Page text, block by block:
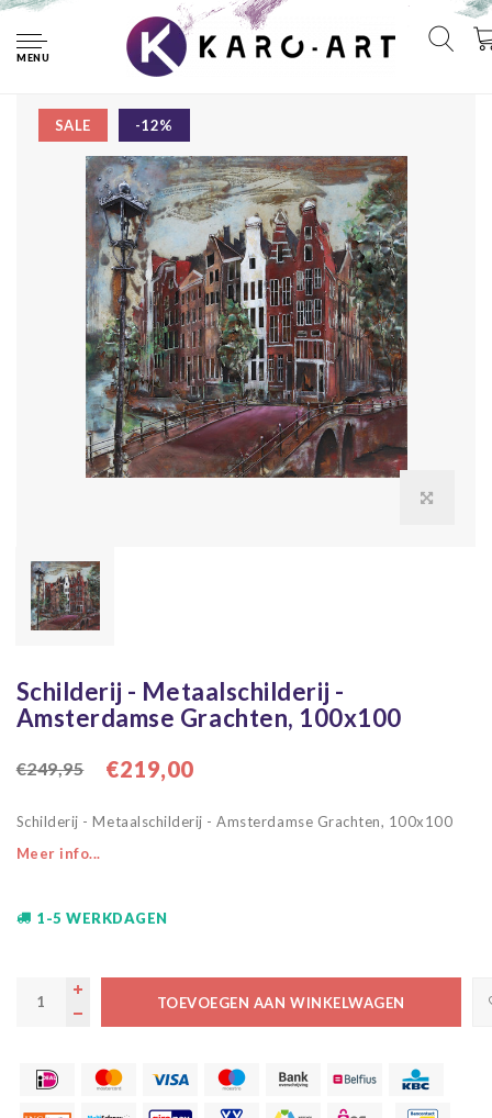
MENU
Schilderij - Metaalschilderij - Amsterdamse Grachten,
100x100
SALE -12%
Schilderij - Metaalschilderij -
Amsterdamse Grachten, 100x100
€249,95 €219,00
Schilderij - Metaalschilderij - Amsterdamse Grachten, 100x100
Meer info...
1-5 WERKDAGEN
TOEVOEGEN AAN WINKELWAGEN